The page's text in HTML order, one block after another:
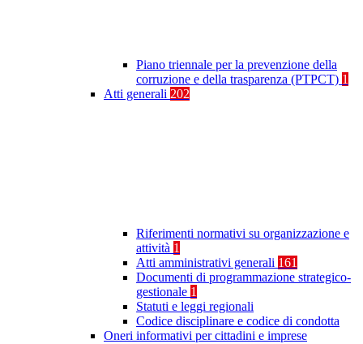
Piano triennale per la prevenzione della
corruzione e della trasparenza (PTPCT) 1
Atti generali 202
Riferimenti normativi su organizzazione e
attività 1
Atti amministrativi generali 161
Documenti di programmazione strategico-
gestionale 1
Statuti e leggi regionali
Codice disciplinare e codice di condotta
Oneri informativi per cittadini e imprese